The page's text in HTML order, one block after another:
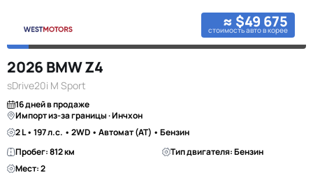
≈ $49 675
стоимость авто в корее
2026 BMW Z4
sDrive20i M Sport
16 дней в продаже
Импорт из-за границы · Инчхон
2 L • 197 л.с. • 2WD • Автомат (AT) • Бензин
Пробег: 812 км
Тип двигателя: Бензин
Мест: 2